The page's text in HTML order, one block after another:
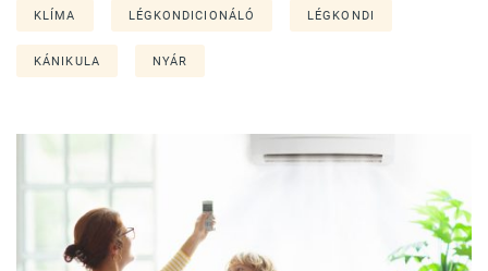
KLÍMA LÉGKONDICIONÁLÓ LÉGKONDI
KÁNIKULA NYÁR